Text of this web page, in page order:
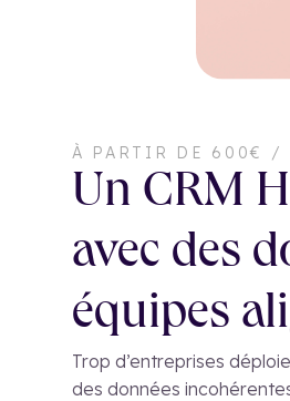
À PARTIR DE 600€ /
Un CRM
avec des
équipes
Trop d’entreprises
des données